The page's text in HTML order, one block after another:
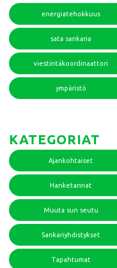
energiatehokkuus
sata sankaria
viestintäkoordinaattori
ympäristö
KATEGORIAT
Ajankohtaiset
Hanketarinat
Muuta sun seutu
Sankariyhdistykset
Tapahtumat